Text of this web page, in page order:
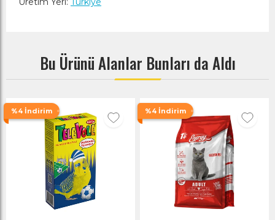
Bu Ürünü Alanlar Bunları da Aldı
%4 İndirim %4 İndirim